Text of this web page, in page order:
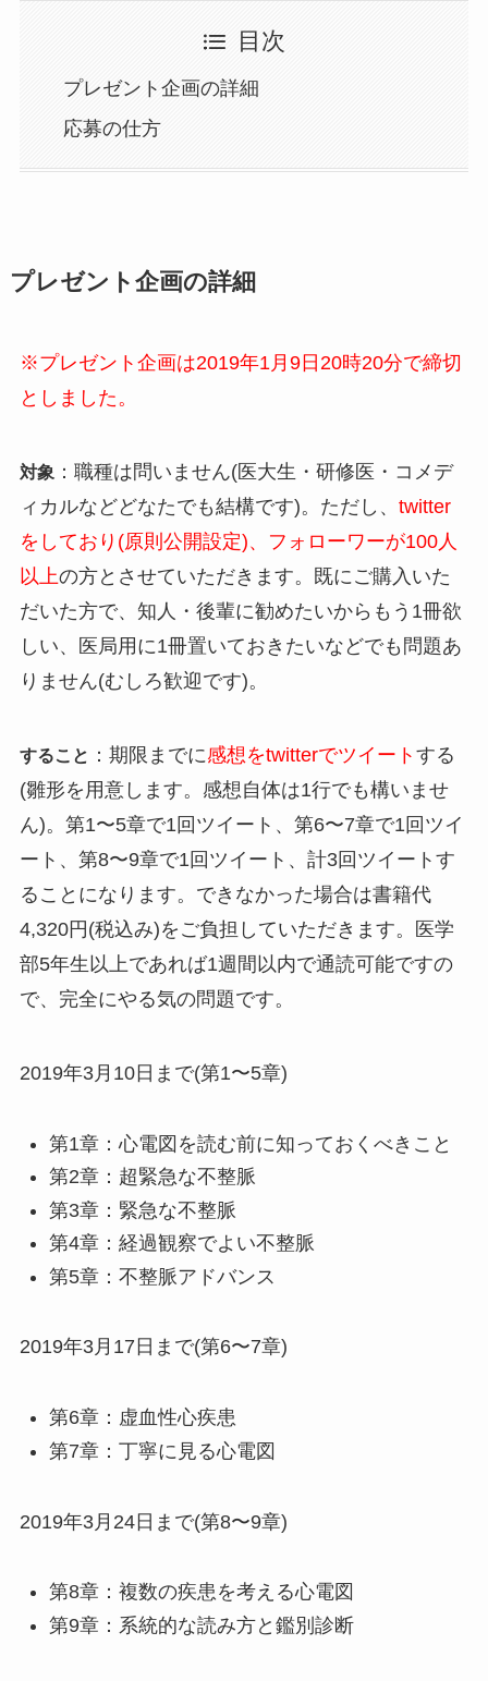
目次
プレゼント企画の詳細
応募の仕方
プレゼント企画の詳細
※プレゼント企画は2019年1月9日20時20分で締切
としました。
対象：職種は問いません(医大生・研修医・コメデ
ィカルなどどなたでも結構です)。ただし、 twitter
をしており(原則公開設定)、フォローワーが100人
以上の方とさせていただきます。既にご購入いた
だいた方で、知人・後輩に勧めたいからもう1冊欲
しい、医局用に1冊置いておきたいなどでも問題あ
りません(むしろ歓迎です)。
すること ：期限までに感想をtwitterでツイート する
(雛形を用意します。感想自体は1行でも構いませ
ん)。第1〜5章で1回ツイート、第6〜7章で1回ツイ
ート、第8〜9章で1回ツイート、計3回ツイートす
ることになります。できなかった場合は書籍代
4,320円(税込み)をご負担していただきます。医学
部5年生以上であれば1週間以内で通読可能ですの
で、完全にやる気の問題です。
2019年3月10日まで(第1〜5章)
第1章：心電図を読む前に知っておくべきこと
第2章：超緊急な不整脈
第3章：緊急な不整脈
第4章：経過観察でよい不整脈
第5章：不整脈アドバンス
2019年3月17日まで(第6〜7章)
第6章：虚血性心疾患
第7章：丁寧に見る心電図
2019年3月24日まで(第8〜9章)
第8章：複数の疾患を考える心電図
第9章：系統的な読み方と鑑別診断